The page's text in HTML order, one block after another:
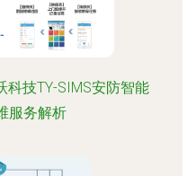
技TY-SIMS安防智能
服务解析